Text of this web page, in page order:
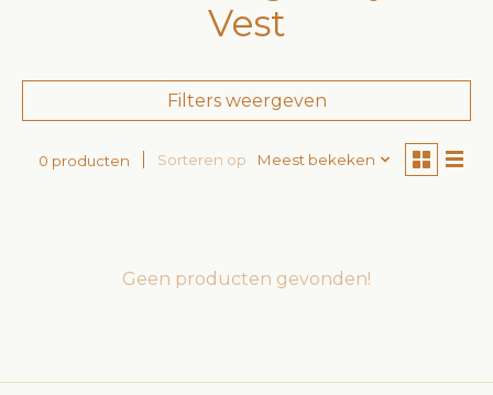
Vest
Filters weergeven
0 producten Sorteren op Meest bekeken
Geen producten gevonden!